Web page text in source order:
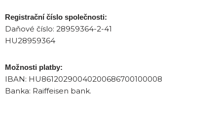
Registrační číslo společnosti:
Daňové číslo: 28959364-2-41
HU28959364
Možnosti platby:
IBAN: HU86120290040200686700100008
Banka: Raiffeisen bank.